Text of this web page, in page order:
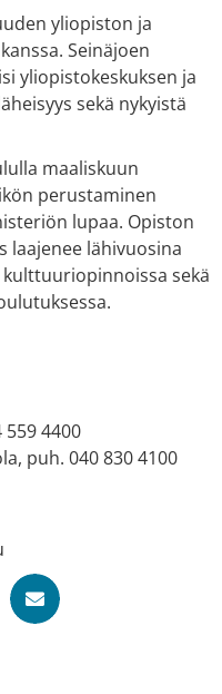
yliopiston ja
Seinäjoen
yliopistokeskuksen ja
sekä nykyistä
maaliskuun
perustaminen
lupaa. Opiston
laajenee lähivuosina
sekä
4400
puh. 040 830 4100